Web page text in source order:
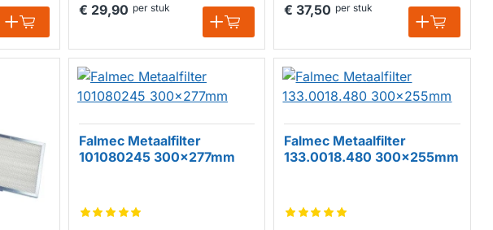
€ 29,90 per stuk € 37,50 per stuk
Falmec Metaalfilter
101080245 300x277mm
Falmec Metaalfilter
133.0018.480 300x255mm